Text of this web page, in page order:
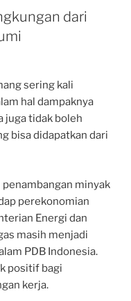
dari
sering kali
hal dampaknya
juga tidak boleh
bisa didapatkan dari
minyak
perekonomian
Energi dan
masih menjadi
PDB Indonesia.
positif bagi
kerja.